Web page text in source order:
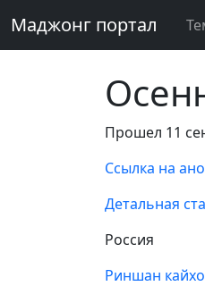
Маджонг портал
Прошел 11
Ссылка на
Детальная
Россия
Риншан кайхо